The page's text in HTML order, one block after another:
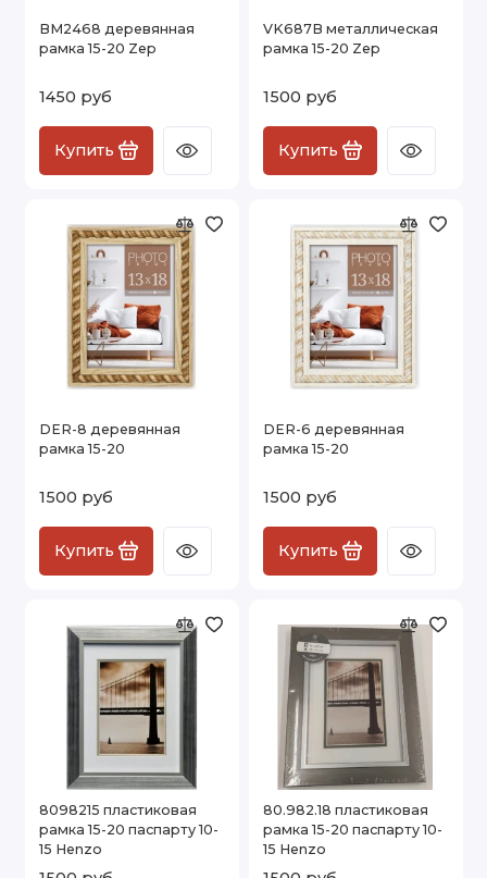
BM2468 деревянная
рамка 15-20 Zep
1450 руб
Купить
VK687B металлическая
рамка 15-20 Zep
1500 руб
Купить
DER-8 деревянная
рамка 15-20
1500 руб
Купить
DER-6 деревянная
рамка 15-20
1500 руб
Купить
8098215 пластиковая
рамка 15-20 паспарту 10-
15 Henzo
80.982.18 пластиковая
рамка 15-20 паспарту 10-
15 Henzo